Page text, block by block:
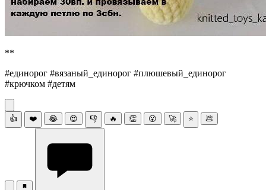
**
#единорог #вязаный_единорог #плюшевый_единорог
#крючком #детям
👍 ❤️ 😂 😍 👎 🔥 👏 😮 🚀 ⭐ 💩